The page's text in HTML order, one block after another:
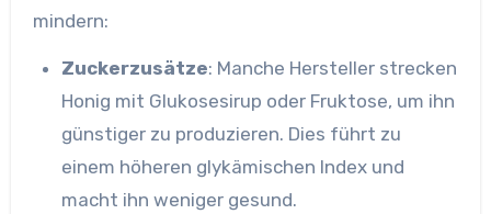
mindern:
Zuckerzusätze: Manche Hersteller strecken
Honig mit Glukosesirup oder Fruktose, um ihn
günstiger zu produzieren. Dies führt zu
einem höheren glykämischen Index und
macht ihn weniger gesund.